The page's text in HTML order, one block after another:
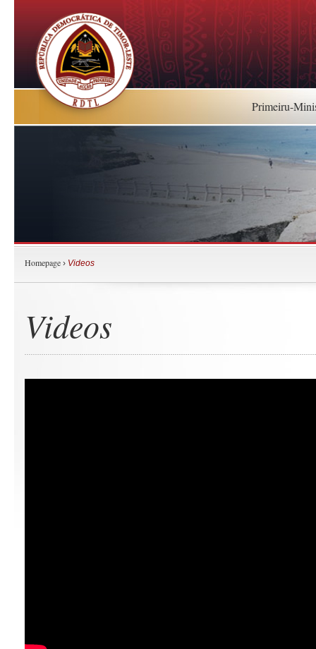
Primeiru-
Homepage › Videos
Videos